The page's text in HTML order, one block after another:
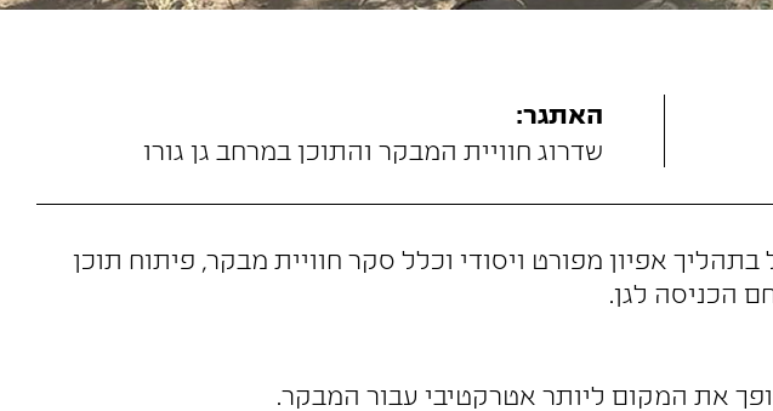
האתגר:
שדרוג חוויית המבקר והתוכן במרחב גן גורו
אפיון מפורט ויסודי וכלל סקר חוויית מבקר, פיתוח תוכן
הכניסה לגן.
את המקום ליותר אטרקטיבי עבור המבקר.